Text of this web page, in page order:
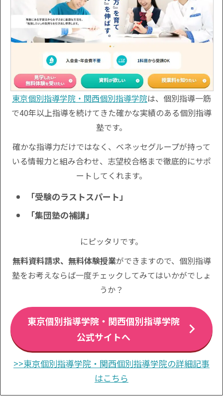
東京個別指導学院・関西個別指導学院は、個別指導一筋
で40年以上指導を続けてきた確かな実績のある個別指導
塾です。
確かな指導力だけではなく、ベネッセグループが持って
いる情報力と組み合わせ、志望校合格まで徹底的にサポ
ートしてくれます。
「受験のラストスパート」
「集団塾の補講」
にピッタリです。
無料資料請求、無料体験授業ができますので、個別指導
塾をお考えならば一度チェックしてみてはいかがでしょ
うか？
東京個別指導学院・関西個別指導学院
公式サイトへ
>>東京個別指導学院・関西個別指導学院の詳細記事
はこちら